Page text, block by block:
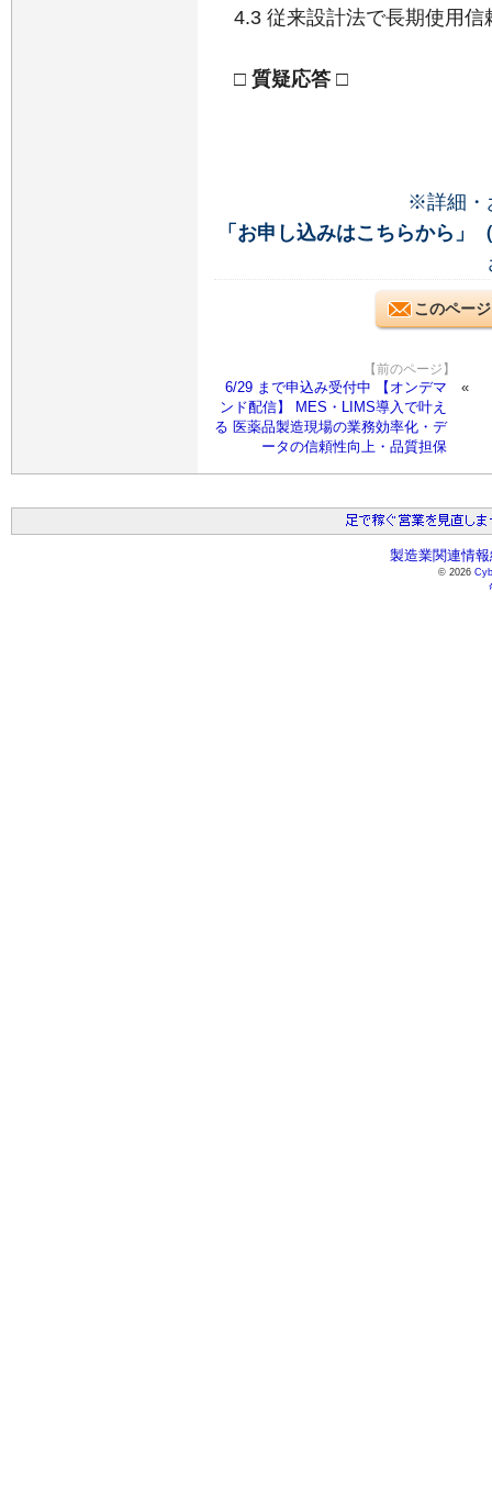
4.3 従来設計法で長期使用信
□ 質疑応答 □
※詳細・
「お申し込みはこちらから」
このペー
【前のページ】
6/29 まで申込み受付中 【オンデマ
ンド配信】 MES・LIMS導入で叶え
る 医薬品製造現場の業務効率化・デ
ータの信頼性向上・品質担保
製造業関連情
© 2026